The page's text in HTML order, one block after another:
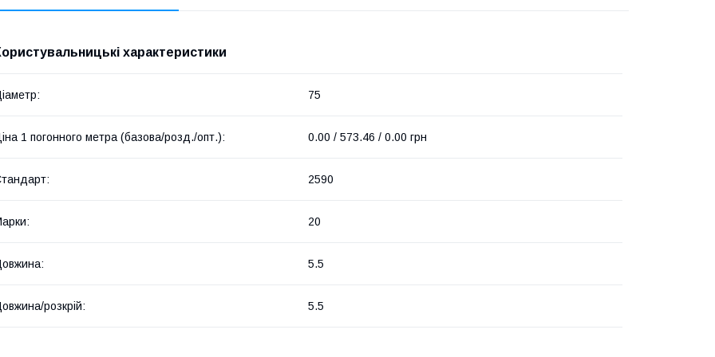
характеристики
75
1 погонного метра (базова/розд./опт.): 0.00 / 573.46 / 0.00 грн
2590
20
5.5
розкрій: 5.5